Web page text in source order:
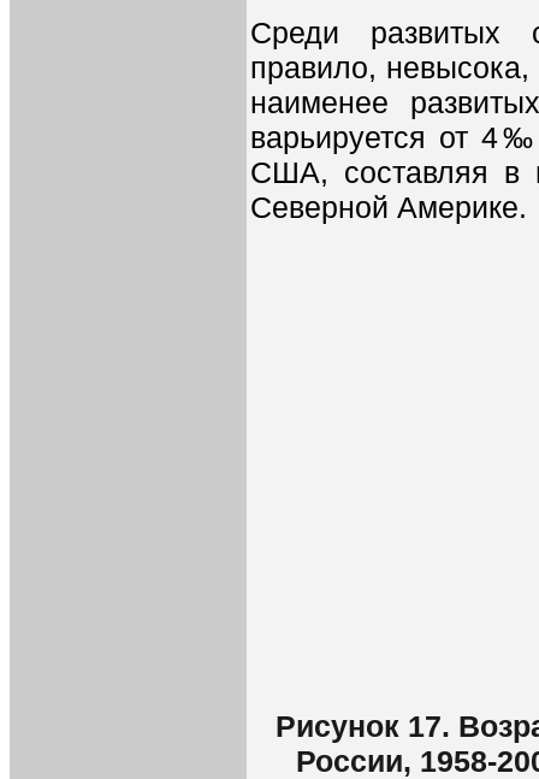
Среди развитых
правило,
наименее
варьируется от
США, составляя
Северной Америке.
Рисунок 17.
России, 1958-